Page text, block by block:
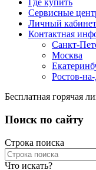
Где купить
Сервисные
Личный кабинет
Контактная
Санкт-
Москва
Ростов-
Бесплатная горячая
Поиск по сайту
Строка поиска
Что искать?